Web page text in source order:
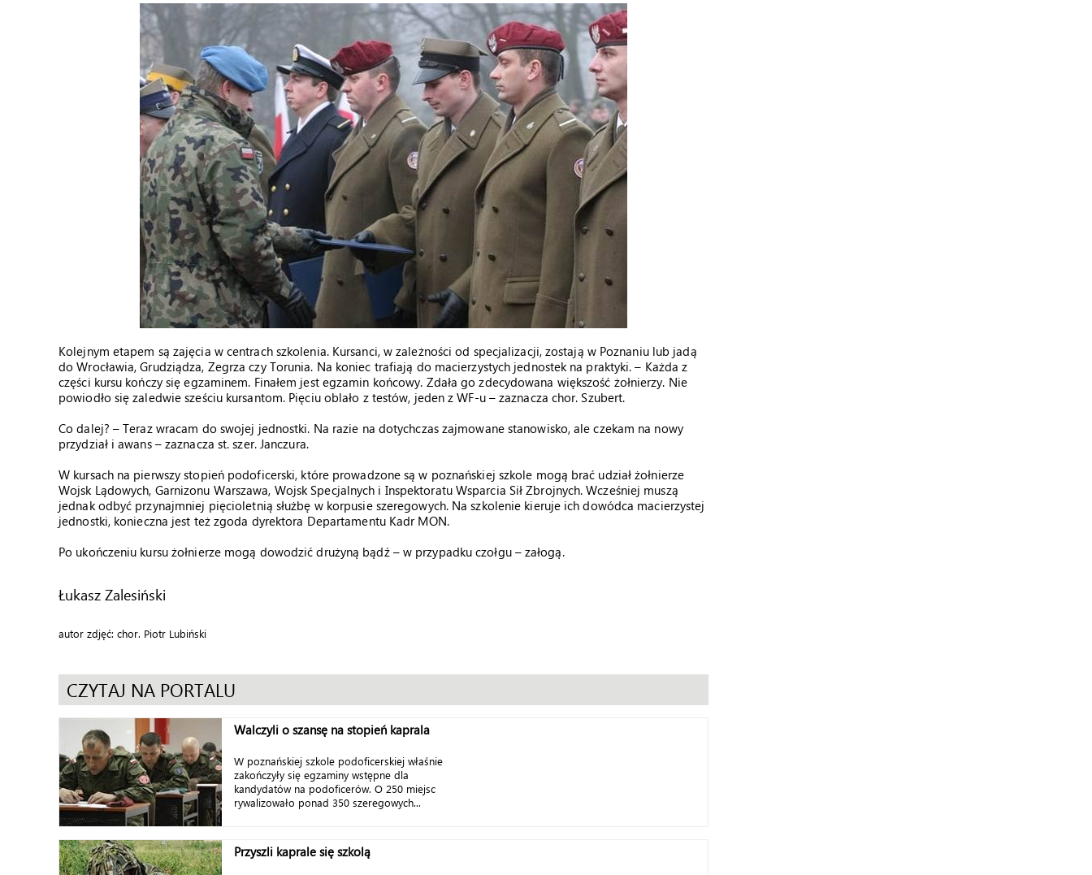
Kolejnym etapem są zajęcia w centrach szkolenia. Kursanci, w zależności od specjalizacji, zostają w Poznaniu lub jadą
do Wrocławia, Grudziądza, Zegrza czy Torunia. Na koniec trafiają do macierzystych jednostek na praktyki. – Każda z
części kursu kończy się egzaminem. Finałem jest egzamin końcowy. Zdała go zdecydowana większość żołnierzy. Nie
powiodło się zaledwie sześciu kursantom. Pięciu oblało z testów, jeden z WF-u – zaznacza chor. Szubert.
Co dalej? – Teraz wracam do swojej jednostki. Na razie na dotychczas zajmowane stanowisko, ale czekam na nowy
przydział i awans – zaznacza st. szer. Janczura.
W kursach na pierwszy stopień podoficerski, które prowadzone są w poznańskiej szkole mogą brać udział żołnierze
Wojsk Lądowych, Garnizonu Warszawa, Wojsk Specjalnych i Inspektoratu Wsparcia Sił Zbrojnych. Wcześniej muszą
jednak odbyć przynajmniej pięcioletnią służbę w korpusie szeregowych. Na szkolenie kieruje ich dowódca macierzystej
jednostki, konieczna jest też zgoda dyrektora Departamentu Kadr MON.
Po ukończeniu kursu żołnierze mogą dowodzić drużyną bądź – w przypadku czołgu – załogą.
Łukasz Zalesiński
autor zdjęć: chor. Piotr Lubiński
CZYTAJ NA PORTALU
Walczyli o szansę na stopień kaprala
W poznańskiej szkole podoficerskiej właśnie
zakończyły się egzaminy wstępne dla
kandydatów na podoficerów. O 250 miejsc
rywalizowało ponad 350 szeregowych...
Przyszli kaprale się szkolą